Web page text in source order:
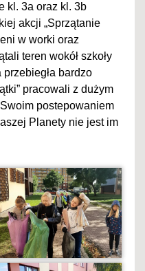
kl. 3a oraz kl. 3b
akcji „Sprzątanie
w worki oraz
teren wokół szkoły
bardzo
pracowali z dużym
postepowaniem
Planety nie jest im